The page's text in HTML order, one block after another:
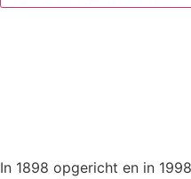
In 1898 opgericht en in